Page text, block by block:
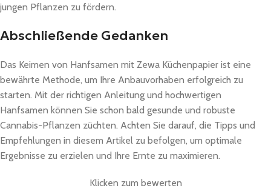
jungen Pflanzen zu fördern.
Abschließende Gedanken
Das Keimen von Hanfsamen mit Zewa Küchenpapier ist eine
bewährte Methode, um Ihre Anbauvorhaben erfolgreich zu
starten. Mit der richtigen Anleitung und hochwertigen
Hanfsamen können Sie schon bald gesunde und robuste
Cannabis-Pflanzen züchten. Achten Sie darauf, die Tipps und
Empfehlungen in diesem Artikel zu befolgen, um optimale
Ergebnisse zu erzielen und Ihre Ernte zu maximieren.
Klicken zum bewerten